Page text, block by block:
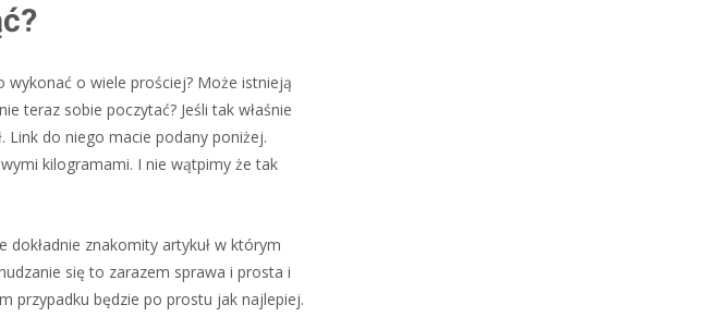
o wiele prościej? Może istnieją
teraz sobie poczytać? Jeśli tak właśnie
Link do niego macie podany poniżej.
kilogramami. I nie wątpimy że tak
znakomity artykuł w którym
się to zarazem sprawa i prosta i
przypadku będzie po prostu jak najlepiej.